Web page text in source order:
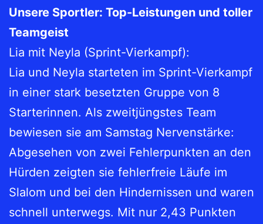
Unsere Sportler: Top-Leistungen und toller
Teamgeist
Lia mit Neyla (Sprint-Vierkampf):
Lia und Neyla starteten im Sprint-Vierkampf
in einer stark besetzten Gruppe von 8
Starterinnen. Als zweitjüngstes Team
bewiesen sie am Samstag Nervenstärke:
Abgesehen von zwei Fehlerpunkten an den
Hürden zeigten sie fehlerfreie Läufe im
Slalom und bei den Hindernissen und waren
schnell unterwegs. Mit nur 2,43 Punkten